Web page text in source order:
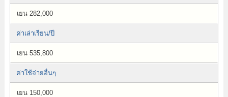
เยน 282,000
ค่าเล่าเรียน/ปี
เยน 535,800
ค่าใช้จ่ายอื่นๆ
เยน 150,000